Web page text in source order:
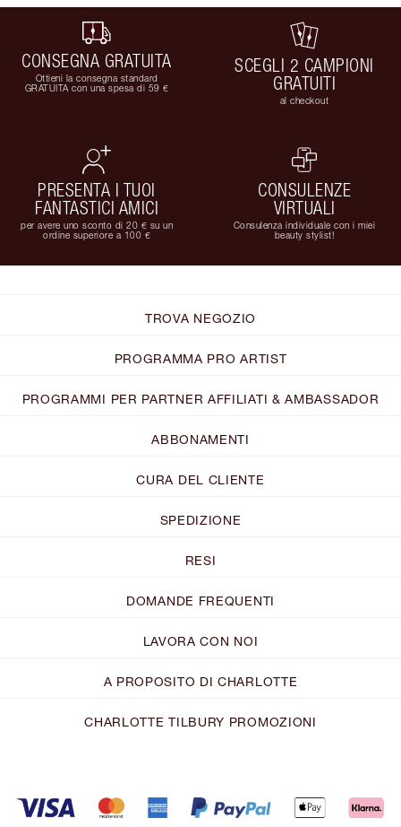
CONSEGNA GRATUITA
Ottieni la consegna standard
GRATUITA con una spesa di 59 €
SCEGLI 2 CAMPIONI
GRATUITI
al checkout
PRESENTA I TUOI
FANTASTICI AMICI
per avere uno sconto di 20 € su un
ordine superiore a 100 €
CONSULENZE
VIRTUALI
Consulenza individuale con i miei
beauty stylist!
TROVA NEGOZIO
PROGRAMMA PRO ARTIST
PROGRAMMI PER PARTNER AFFILIATI & AMBASSADOR
ABBONAMENTI
CURA DEL CLIENTE
SPEDIZIONE
RESI
DOMANDE FREQUENTI
LAVORA CON NOI
A PROPOSITO DI CHARLOTTE
CHARLOTTE TILBURY PROMOZIONI